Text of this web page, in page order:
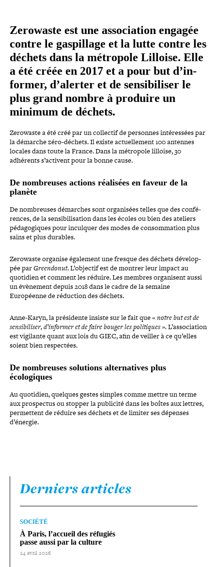
Zerowaste est une asso­cia­tion engagée
contre le gas­pillage et la lutte contre les
déchets dans la métropole Lilloise. Elle
a été créée en 2017 et a pour but d’in­
for­mer, d’alerter et de sen­si­bi­li­ser le
plus grand nombre à produire un
minimum de déchets.
Zerowaste a été créé par un collectif de personnes inté­res­sées par
la démarche zéro-​déchets. Il existe actuel­le­ment 100 antennes
locales dans toute la France. Dans la métropole lilloise, 30
adhérents s’ac­tivent pour la bonne cause.
De nom­breuses actions réalisées en faveur de la
planète
De nom­breuses démarches sont orga­ni­sées telles que des confé­
rences, de la sen­si­bi­li­sa­tion dans les écoles ou bien des ateliers
péda­go­giques pour inculquer des modes de consom­ma­tion plus
sains et plus durables.
Zerowaste organise également une fresque des déchets déve­lop­
pée parGreendonut. L’objectif est de montrer leur impact au
quotidien et comment les réduire. Les membres orga­nisent aussi
un évènement depuis 2018 dans le cadre de la semaine
Européenne de réduction des déchets.
Anne-​Karyn, la pré­si­dente insiste sur le fait que «notre but est de
sen­si­bi­li­ser, d’in­for­mer et de faire bouger les poli­tiques».L’association
est vigilante quant aux lois du GIEC, afin de veiller à ce qu’elles
soient bien respectées.
De nom­breuses solutions alter­na­tives plus
écologiques
Au quotidien, quelques gestes simples comme mettre un terme
aux pros­pec­tus ou stopper la publicité dans les boîtes aux lettres,
per­mettent de réduire ses déchets et de limiter ses dépenses
d’énergie.
Derniers articles
SOCIÉTÉ
À Paris, l’accueil des réfugiés
passe aussi par la culture
24 avril 2026